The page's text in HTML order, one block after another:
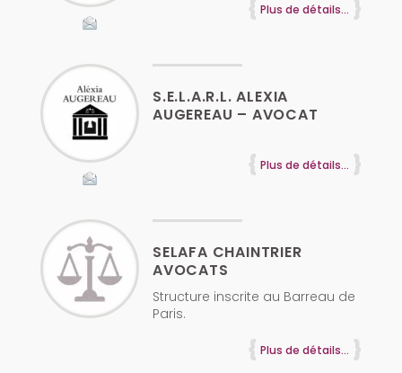
Plus de détails...
S.E.L.A.R.L. ALEXIA
AUGEREAU – AVOCAT
Plus de détails...
SELAFA CHAINTRIER
AVOCATS
Structure inscrite au Barreau de
Paris.
Plus de détails...